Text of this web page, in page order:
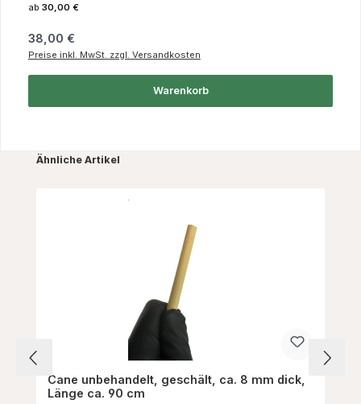
ab 30,00 €
Regulärer Preis:
38,00 €
Preise inkl. MwSt. zzgl. Versandkosten
Warenkorb
Produktgalerie überspringen
Ähnliche Artikel
Cane unbehandelt, geschält, ca. 8 mm dick,
Länge ca. 90 cm